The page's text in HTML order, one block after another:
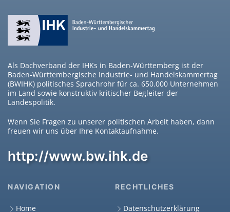
Als Dachverband der IHKs in Baden-Württemberg ist der
Baden-Württembergische Industrie- und Handelskammertag
(BWIHK) politisches Sprachrohr für ca. 650.000 Unternehmen
im Land sowie konstruktiv kritischer Begleiter der
Landespolitik.
Wenn Sie Fragen zu unserer politischen Arbeit haben, dann
freuen wir uns über Ihre Kontaktaufnahme.
http://www.bw.ihk.de
NAVIGATION
Home
RECHTLICHES
Datenschutzerklärung